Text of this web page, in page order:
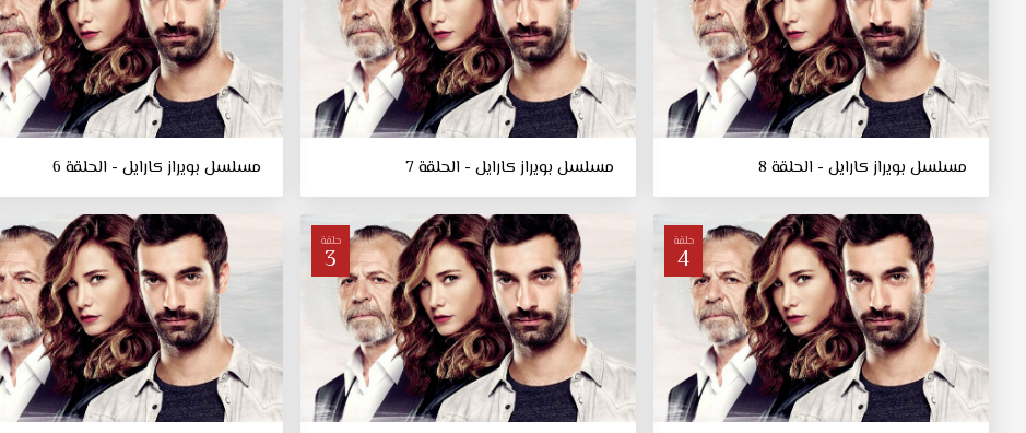
مسلسل بويراز كارايل - الحلقة 8 مسلسل بويراز كارايل - الحلقة 7 مسلسل بويراز كارايل - الحلقة 6
حلقة
4
حلقة
3